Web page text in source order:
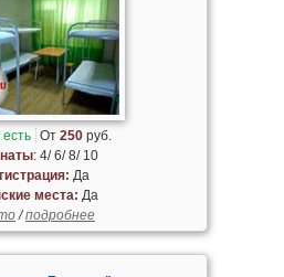
От250 руб.
: 4/ 6/ 8/ 10
Да
места: Да
/подробнее